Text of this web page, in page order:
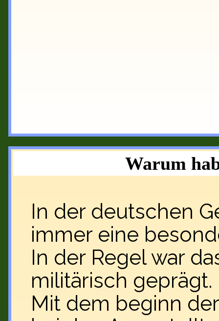
Warum
In der deutschen
immer eine
In der Regel war
militärisch geprägt.
Mit dem beginn